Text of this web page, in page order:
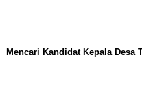
Mencari Kandidat Kepala Desa